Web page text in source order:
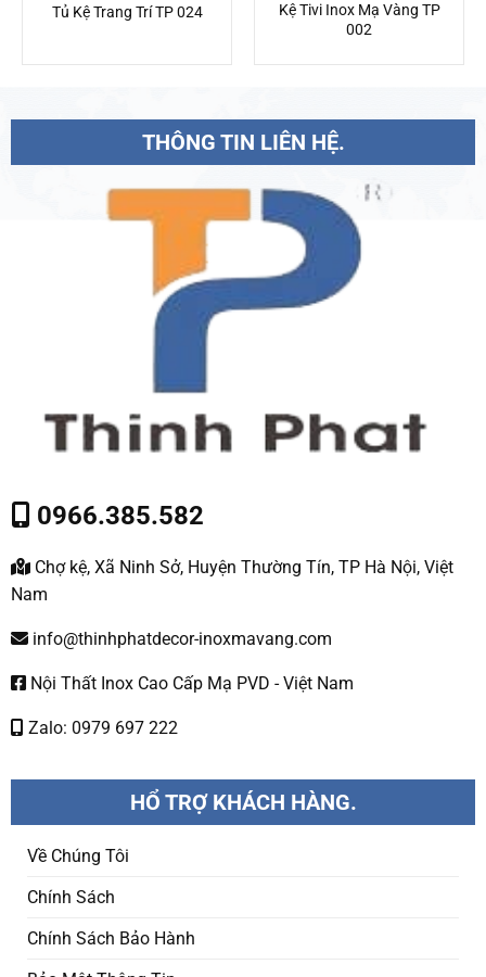
Tủ Kệ Trang Trí TP 024
Kệ Tivi Inox Mạ Vàng TP
002
THÔNG TIN LIÊN HỆ.
0966.385.582
Chợ kệ, Xã Ninh Sở, Huyện Thường Tín, TP Hà Nội, Việt
Nam
info@thinhphatdecor-inoxmavang.com
Nội Thất Inox Cao Cấp Mạ PVD - Việt Nam
Zalo: 0979 697 222
HỔ TRỢ KHÁCH HÀNG.
Về Chúng Tôi
Chính Sách
Chính Sách Bảo Hành